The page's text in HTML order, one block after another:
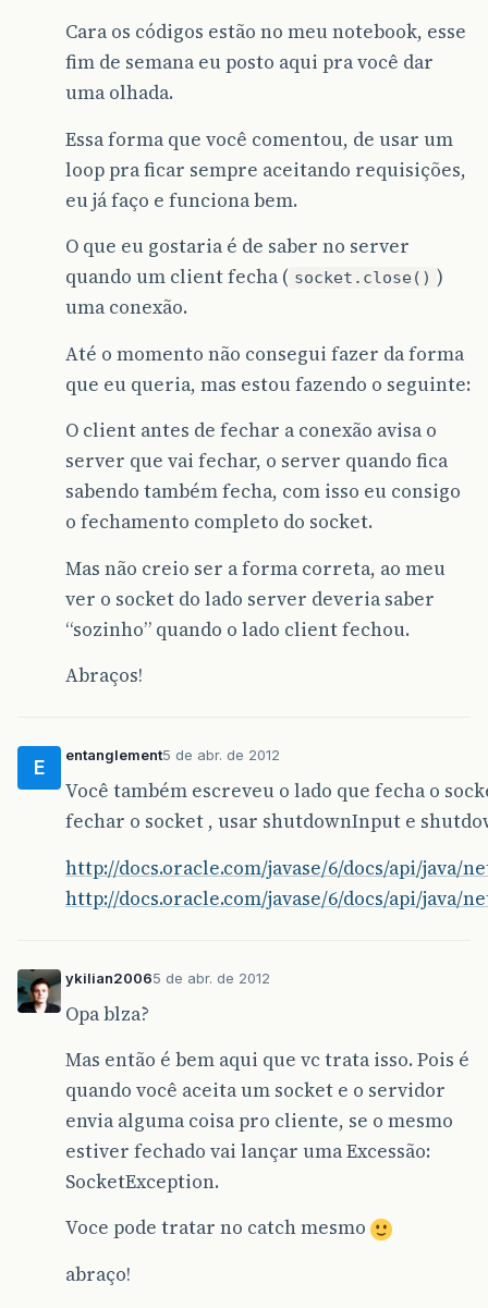
Cara os códigos estão no meu notebook, esse
fim de semana eu posto aqui pra você dar
uma olhada.
Essa forma que você comentou, de usar um
loop pra ficar sempre aceitando requisições,
eu já faço e funciona bem.
O que eu gostaria é de saber no server
quando um client fecha ( socket.close() )
uma conexão.
Até o momento não consegui fazer da forma
que eu queria, mas estou fazendo o seguinte:
O client antes de fechar a conexão avisa o
server que vai fechar, o server quando fica
sabendo também fecha, com isso eu consigo
o fechamento completo do socket.
Mas não creio ser a forma correta, ao meu
ver o socket do lado server deveria saber
“sozinho” quando o lado client fechou.
Abraços!
E
entanglement5 de abr. de 2012
Você também escreveu o lado que fecha o
fechar o socket , usar shutdownInput e
http://docs.oracle.com/javase/6/docs/api/java/
http://docs.oracle.com/javase/6/docs/api/java/
ykilian20065 de abr. de 2012
Opa blza?
Mas então é bem aqui que vc trata isso. Pois é
quando você aceita um socket e o servidor
envia alguma coisa pro cliente, se o mesmo
estiver fechado vai lançar uma Excessão:
SocketException.
Voce pode tratar no catch mesmo
abraço!